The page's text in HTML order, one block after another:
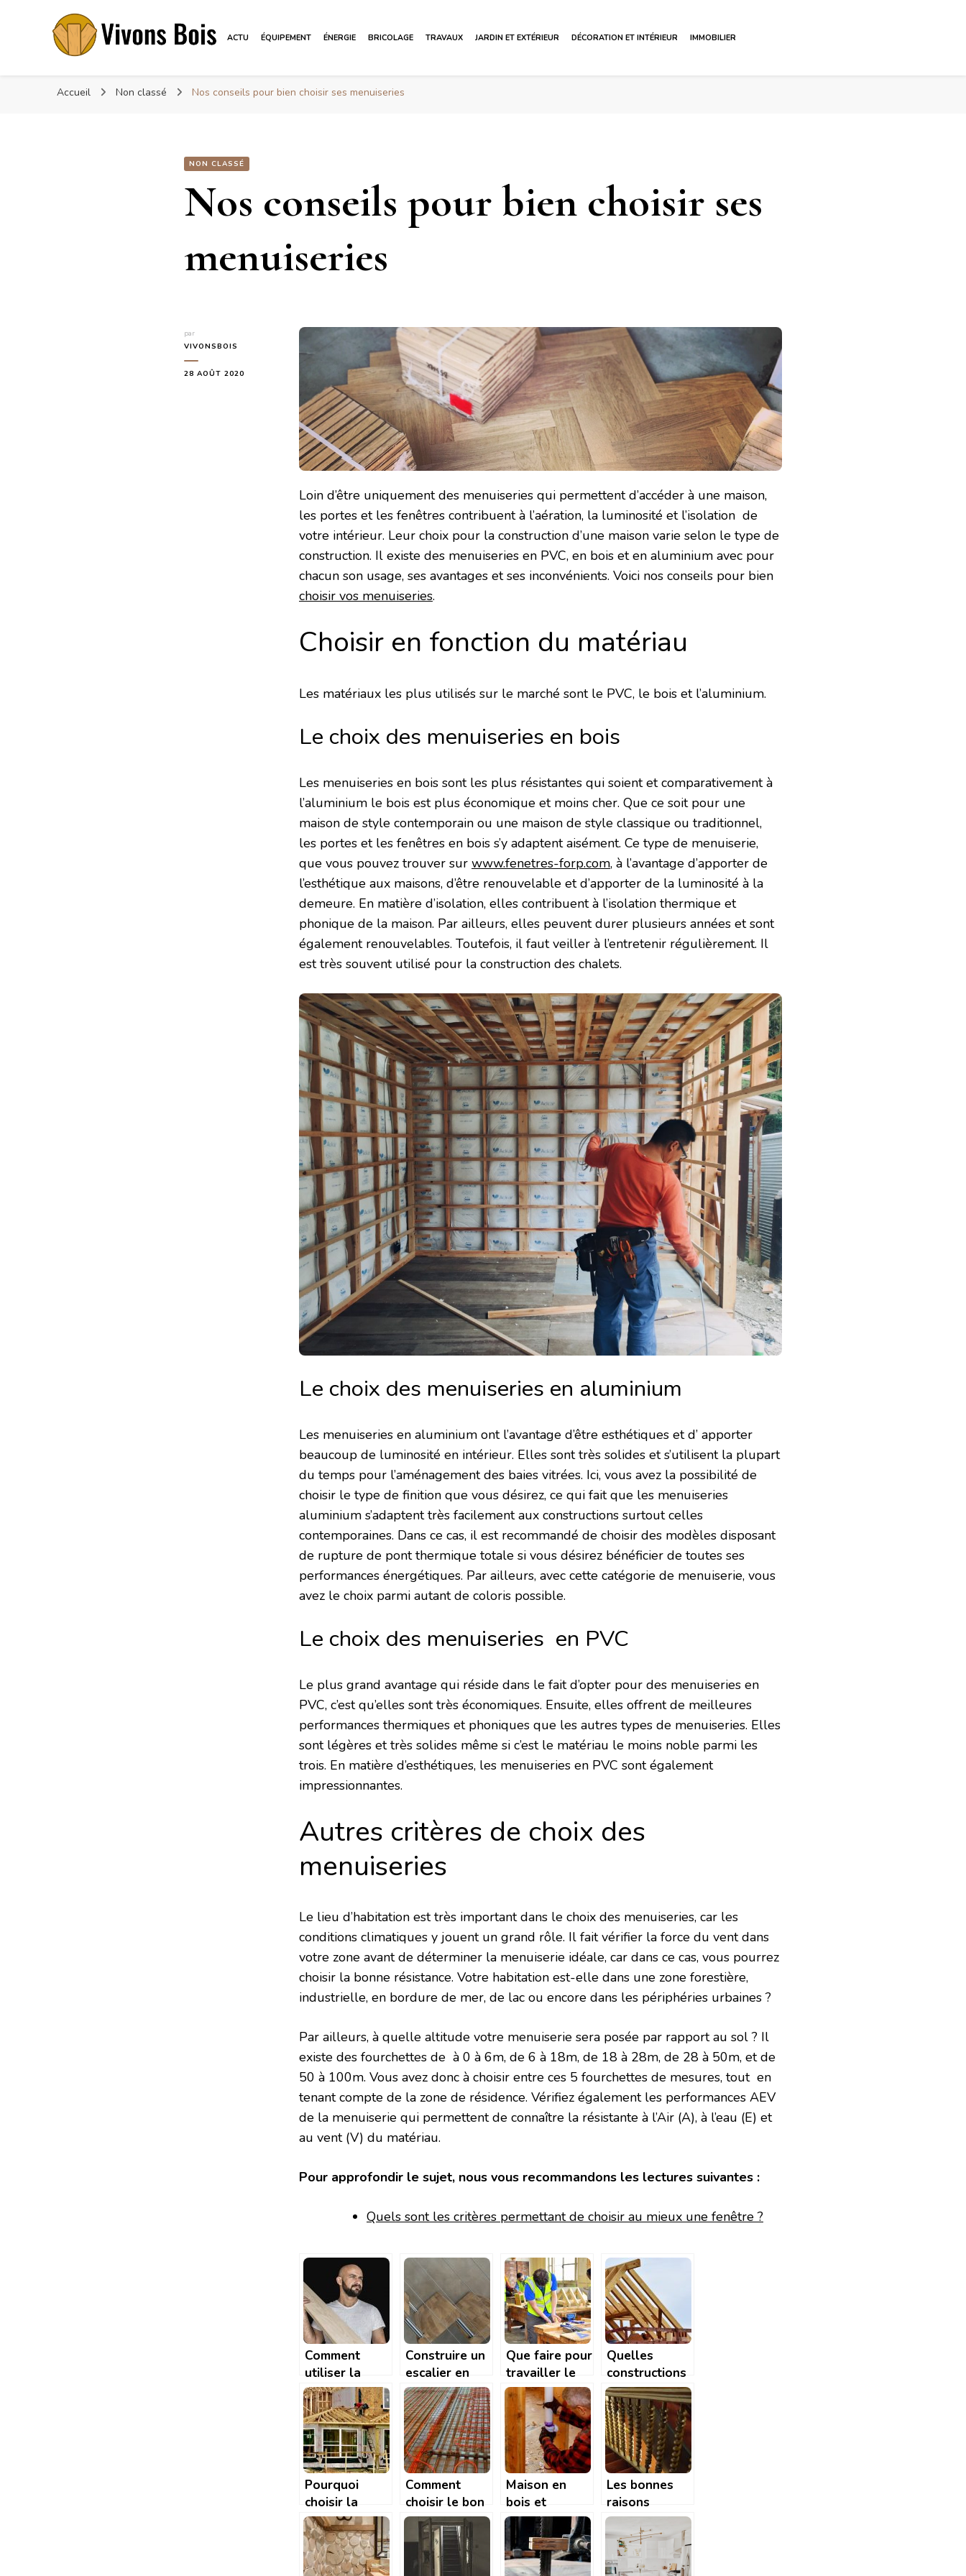
Vivonsbois
ACTU ÉQUIPEMENT ÉNERGIE BRICOLAGE TRAVAUX JARDIN ET EXTÉRIEUR DÉCORATION ET INTÉRIEUR IMMOBILIER
Accueil Non classé Nos conseils pour bien choisir ses menuiseries
NON CLASSÉ
Nos conseils pour bien choisir ses
menuiseries
par
VIVONSBOIS
28 AOÛT 2020
Loin d’être uniquement des menuiseries qui permettent d’accéder à une maison,
les portes et les fenêtres contribuent à l’aération, la luminosité et l’isolation de
votre intérieur. Leur choix pour la construction d’une maison varie selon le type de
construction. Il existe des menuiseries en PVC, en bois et en aluminium avec pour
chacun son usage, ses avantages et ses inconvénients. Voici nos conseils pour bien
choisir vos menuiseries.
Choisir en fonction du matériau
Les matériaux les plus utilisés sur le marché sont le PVC, le bois et l’aluminium.
Le choix des menuiseries en bois
Les menuiseries en bois sont les plus résistantes qui soient et comparativement à
l’aluminium le bois est plus économique et moins cher. Que ce soit pour une
maison de style contemporain ou une maison de style classique ou traditionnel,
les portes et les fenêtres en bois s’y adaptent aisément. Ce type de menuiserie,
que vous pouvez trouver sur www.fenetres-forp.com, à l’avantage d’apporter de
l’esthétique aux maisons, d’être renouvelable et d’apporter de la luminosité à la
demeure. En matière d’isolation, elles contribuent à l’isolation thermique et
phonique de la maison. Par ailleurs, elles peuvent durer plusieurs années et sont
également renouvelables. Toutefois, il faut veiller à l’entretenir régulièrement. Il
est très souvent utilisé pour la construction des chalets.
Le choix des menuiseries en aluminium
Les menuiseries en aluminium ont l’avantage d’être esthétiques et d’ apporter
beaucoup de luminosité en intérieur. Elles sont très solides et s’utilisent la plupart
du temps pour l’aménagement des baies vitrées. Ici, vous avez la possibilité de
choisir le type de finition que vous désirez, ce qui fait que les menuiseries
aluminium s’adaptent très facilement aux constructions surtout celles
contemporaines. Dans ce cas, il est recommandé de choisir des modèles disposant
de rupture de pont thermique totale si vous désirez bénéficier de toutes ses
performances énergétiques. Par ailleurs, avec cette catégorie de menuiserie, vous
avez le choix parmi autant de coloris possible.
Le choix des menuiseries en PVC
Le plus grand avantage qui réside dans le fait d’opter pour des menuiseries en
PVC, c’est qu’elles sont très économiques. Ensuite, elles offrent de meilleures
performances thermiques et phoniques que les autres types de menuiseries. Elles
sont légères et très solides même si c’est le matériau le moins noble parmi les
trois. En matière d’esthétiques, les menuiseries en PVC sont également
impressionnantes.
Autres critères de choix des
menuiseries
Le lieu d’habitation est très important dans le choix des menuiseries, car les
conditions climatiques y jouent un grand rôle. Il fait vérifier la force du vent dans
votre zone avant de déterminer la menuiserie idéale, car dans ce cas, vous pourrez
choisir la bonne résistance. Votre habitation est-elle dans une zone forestière,
industrielle, en bordure de mer, de lac ou encore dans les périphéries urbaines ?
Par ailleurs, à quelle altitude votre menuiserie sera posée par rapport au sol ? Il
existe des fourchettes de à 0 à 6m, de 6 à 18m, de 18 à 28m, de 28 à 50m, et de
50 à 100m. Vous avez donc à choisir entre ces 5 fourchettes de mesures, tout en
tenant compte de la zone de résidence. Vérifiez également les performances AEV
de la menuiserie qui permettent de connaître la résistante à l’Air (A), à l’eau (E) et
au vent (V) du matériau.
Pour approfondir le sujet, nous vous recommandons les lectures suivantes :
Quels sont les critères permettant de choisir au mieux une fenêtre ?
Comment
utiliser la
ponceuse
pour travailler
le bois?
Construire un
escalier en
bois
Que faire pour
travailler le
bois dur?
Quelles
constructions
pour votre
maison?
Pourquoi
choisir la
maison en
bois ?
Comment
choisir le bon
plancher
chauffant ?
Maison en
bois et
canalisations :
comment
éviter la
catastrophe ?
Les bonnes
raisons
d’installer un
escalier quart
tournant chez
vous